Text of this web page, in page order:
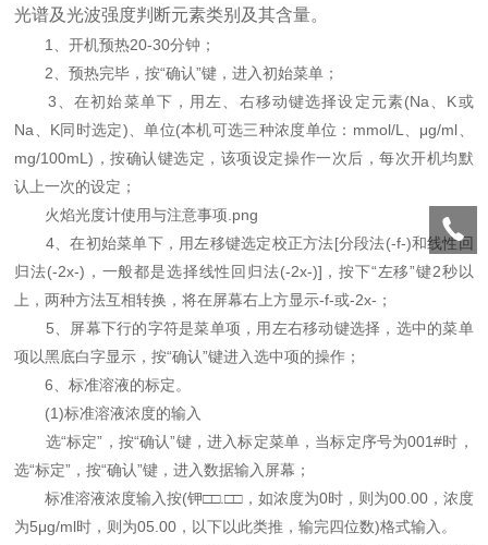
光谱及光波强度判断元素类别及其含量。
1、开机预热20-30分钟；
2、预热完毕，按“确认”键，进入初始菜单；
3、在初始菜单下，用左、右移动键选择设定元素(Na、K或
Na、K同时选定)、单位(本机可选三种浓度单位：mmol/L、μg/ml、
mg/100mL)，按确认键选定，该项设定操作一次后，每次开机均默
认上一次的设定；
火焰光度计使用与注意事项.png
4、在初始菜单下，用左移键选定校正方法[分段法(-f-)和线性回
归法(-2x-)，一般都是选择线性回归法(-2x-)]，按下“左移”键2秒以
上，两种方法互相转换，将在屏幕右上方显示-f-或-2x-；
5、屏幕下行的字符是菜单项，用左右移动键选择，选中的菜单
项以黑底白字显示，按“确认”键进入选中项的操作；
6、标准溶液的标定。
(1)标准溶液浓度的输入
选“标定”，按“确认”键，进入标定菜单，当标定序号为001#时，
选“标定”，按“确认”键，进入数据输入屏幕；
标准溶液浓度输入按(钾□□.□□，如浓度为0时，则为00.00，浓度
为5μg/ml时，则为05.00，以下以此类推，输完四位数)格式输入。